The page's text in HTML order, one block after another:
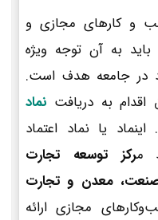
و کارهای مجازی و
به آن توجه ویژه
در جامعه هدف است.
اقدام به دریافت نماد
یا نماد اعتماد
رکز توسعه تجارت
صنعت، معدن و تجارت
مجازی ارائه